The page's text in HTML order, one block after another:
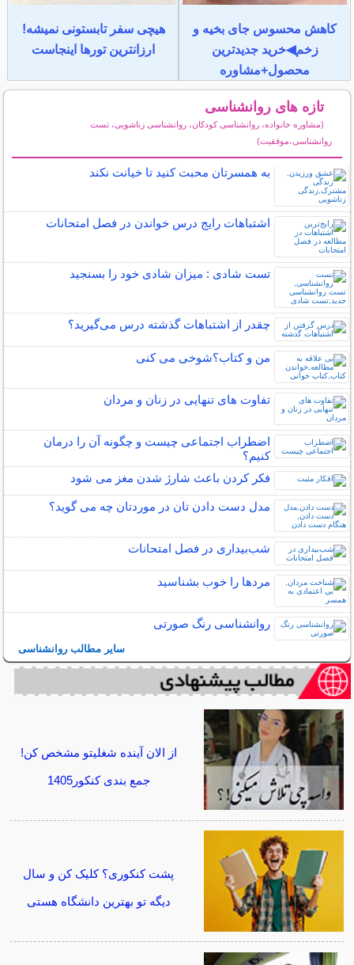
کاهش محسوس جای بخیه و
زخم◀خرید جدیدترین
محصول+مشاوره
هیچی سفر تابستونی نمیشه!
ارزانترین تورها اینجاست
تازه های روانشناسی
(مشاوره خانواده، روانشناسی کودکان، روانشناسی زناشویی، تست
روانشناسی،موفقیت)
به همسرتان محبت کنید تا خیانت نکند
اشتباهات رایج درس خواندن در فصل امتحانات
تست شادی : میزان شادی خود را بسنجید
چقدر از اشتباهات گذشته درس می‌گیرید؟
من و کتاب؟شوخی می کنی
تفاوت های تنهایی در زنان و مردان
اضطراب اجتماعی چیست و چگونه آن را درمان
کنیم؟
فکر کردن باعث شارژ شدن مغز می شود
مدل دست دادن تان در موردتان چه می گوید؟
شب‌بیداری در فصل امتحانات
مردها را خوب بشناسید
روانشناسی رنگ صورتی
سایر مطالب روانشناسی
از الان آینده شغلیتو مشخص کن!
جمع بندی کنکور1405
پشت کنکوری؟ کلیک کن و سال
دیگه تو بهترین دانشگاه هستی